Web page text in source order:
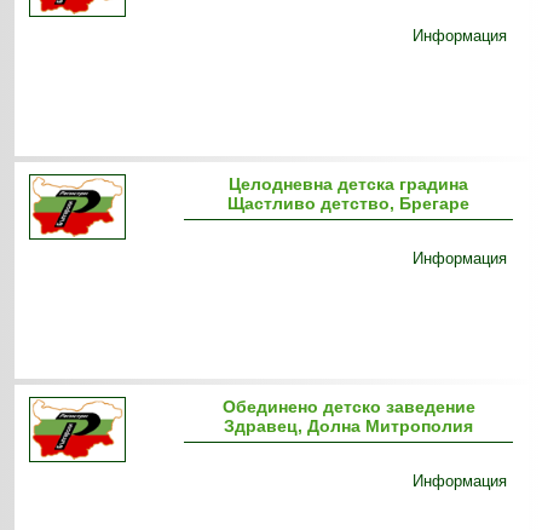
Информация
Целодневна детска градина
Щастливо детство, Брегаре
Информация
Обединено детско заведение
Здравец, Долна Митрополия
Информация